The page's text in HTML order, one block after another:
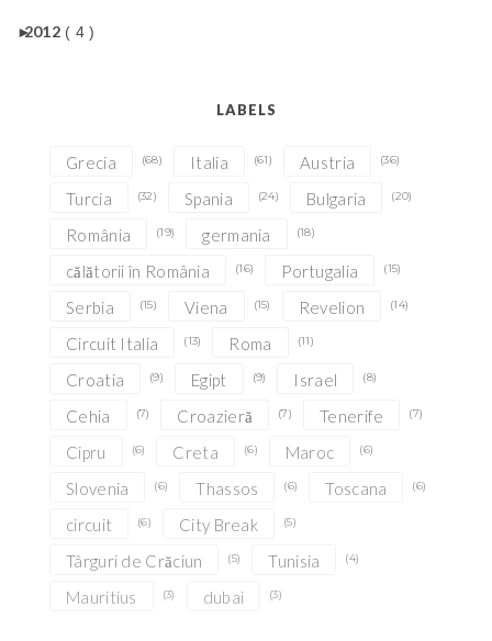
►
2012 ( 4 )
LABELS
Grecia (68) Italia (61) Austria (36)
Turcia (32) Spania (24) Bulgaria (20)
România (19) germania (18)
călătorii în România (16) Portugalia (15)
Serbia (15) Viena (15) Revelion (14)
Circuit Italia (13) Roma (11)
Croatia (9) Egipt (9) Israel (8)
Cehia (7) Croazieră (7) Tenerife (7)
Cipru (6) Creta (6) Maroc (6)
Slovenia (6) Thassos (6) Toscana (6)
circuit (6) City Break (5)
Târguri de Crăciun (5) Tunisia (4)
Mauritius (3) dubai (3)